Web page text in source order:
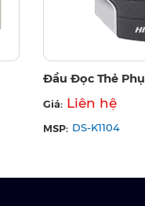
Đầu Đọc Thẻ Phụ
Giá: Liên hệ
MSP: DS-K1104